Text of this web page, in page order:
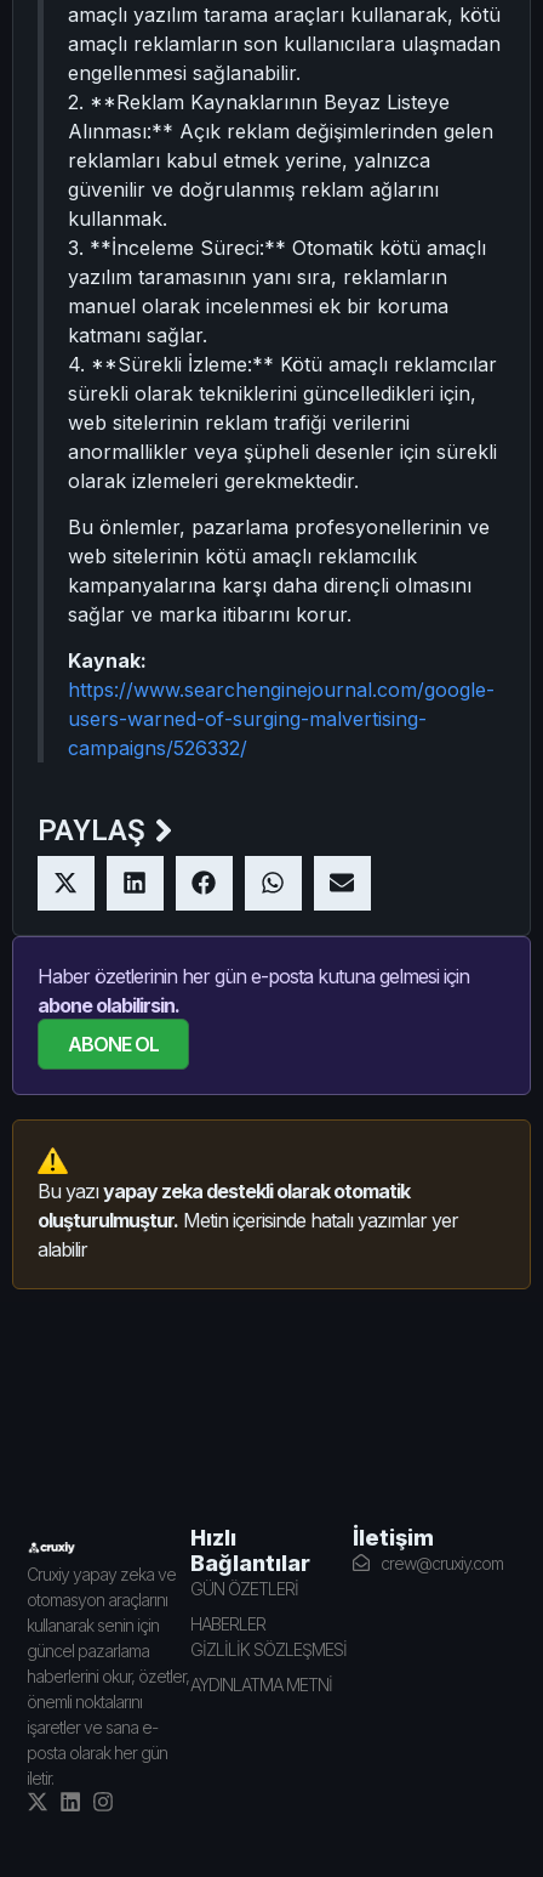
amaçlı yazılım tarama araçları kullanarak, kötü
amaçlı reklamların son kullanıcılara ulaşmadan
engellenmesi sağlanabilir.
2. **Reklam Kaynaklarının Beyaz Listeye
Alınması:** Açık reklam değişimlerinden gelen
reklamları kabul etmek yerine, yalnızca
güvenilir ve doğrulanmış reklam ağlarını
kullanmak.
3. **İnceleme Süreci:** Otomatik kötü amaçlı
yazılım taramasının yanı sıra, reklamların
manuel olarak incelenmesi ek bir koruma
katmanı sağlar.
4. **Sürekli İzleme:** Kötü amaçlı reklamcılar
sürekli olarak tekniklerini güncelledikleri için,
web sitelerinin reklam trafiği verilerini
anormallikler veya şüpheli desenler için sürekli
olarak izlemeleri gerekmektedir.
Bu önlemler, pazarlama profesyonellerinin ve
web sitelerinin kötü amaçlı reklamcılık
kampanyalarına karşı daha dirençli olmasını
sağlar ve marka itibarını korur.
Kaynak:
https://www.searchenginejournal.com/google-
users-warned-of-surging-malvertising-
campaigns/526332/
PAYLAŞ
Haber özetlerinin her gün e-posta kutuna gelmesi için
abone olabilirsin.
ABONE OL
Bu yazıyapay zeka destekli olarak otomatik
oluşturulmuştur. Metin içerisinde hatalı yazımlar yer
alabilir
Cruxiy yapay zeka ve
otomasyon araçlarını
kullanarak senin için
güncel pazarlama
haberlerini okur, özetler,
önemli noktalarını
işaretler ve sana e-
posta olarak her gün
iletir.
Hızlı
Bağlantılar
GÜN ÖZETLERİ
HABERLER
GİZLİLİK SÖZLEŞMESİ
AYDINLATMA METNİ
İletişim
crew@cruxiy.com